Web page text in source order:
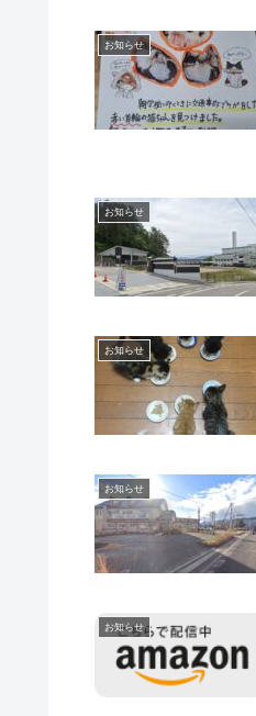
お知らせ
お知らせ
お知らせ
お知らせ
お知らせ